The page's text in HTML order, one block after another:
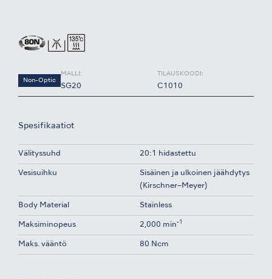
Non-Optic
MALLI:
SG20
TILAUSKOODI:
C1010
Spesifikaatiot
Välityssuhd 20:1 hidastettu
Vesisuihku
Sisäinen ja ulkoinen jäähdytys
(Kirschner–Meyer)
Body Material Stainless
Maksiminopeus 2,000 min-1
Maks. vääntö 80 Ncm